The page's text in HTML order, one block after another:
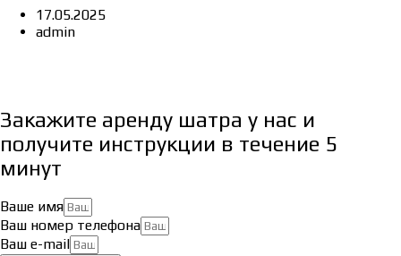
17.05.2025
admin
Закажите аренду шатра у нас и
получите инструкции в течение 5
минут
Ваше имя
Ваш номер телефона
Ваш e-mail